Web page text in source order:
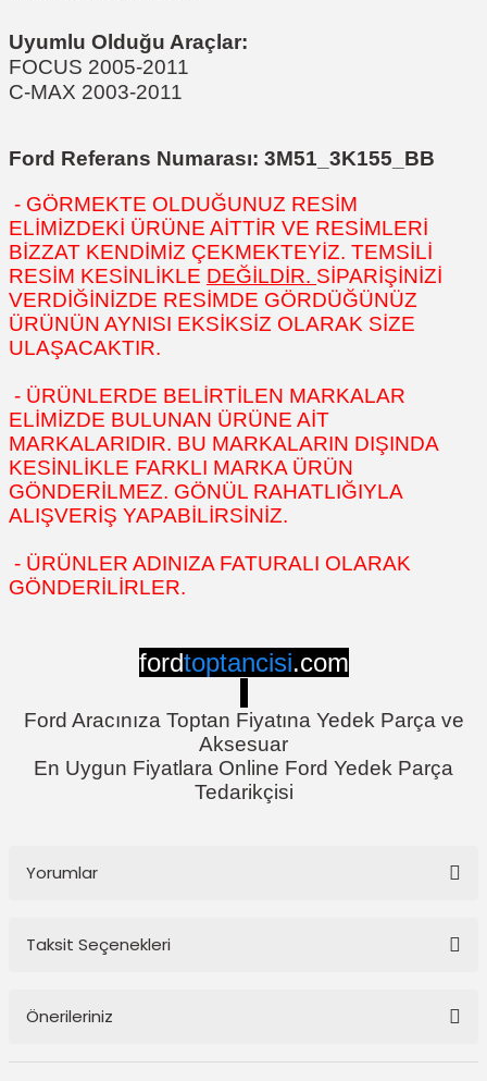
Uyumlu Olduğu Araçlar:
FOCUS 2005-2011
C-MAX 2003-2011
Ford Referans Numarası: 3M51_3K155_BB
- GÖRMEKTE OLDUĞUNUZ RESİM
ELİMİZDEKİ ÜRÜNE AİTTİR VE RESİMLERİ
BİZZAT KENDİMİZ ÇEKMEKTEYİZ. TEMSİLİ
RESİM KESİNLİKLE DEĞİLDİR. SİPARİŞİNİZİ
VERDİĞİNİZDE RESİMDE GÖRDÜĞÜNÜZ
ÜRÜNÜN AYNISI EKSİKSİZ OLARAK SİZE
ULAŞACAKTIR.
- ÜRÜNLERDE BELİRTİLEN MARKALAR
ELİMİZDE BULUNAN ÜRÜNE AİT
MARKALARIDIR. BU MARKALARIN DIŞINDA
KESİNLİKLE FARKLI MARKA ÜRÜN
GÖNDERİLMEZ. GÖNÜL RAHATLIĞIYLA
ALIŞVERİŞ YAPABİLİRSİNİZ.
- ÜRÜNLER ADINIZA FATURALI OLARAK
GÖNDERİLİRLER.
fordtoptancisi.com
Ford Aracınıza Toptan Fiyatına Yedek Parça ve
Aksesuar
En Uygun Fiyatlara Online Ford Yedek Parça
Tedarikçisi
Yorumlar
Taksit Seçenekleri
Önerileriniz